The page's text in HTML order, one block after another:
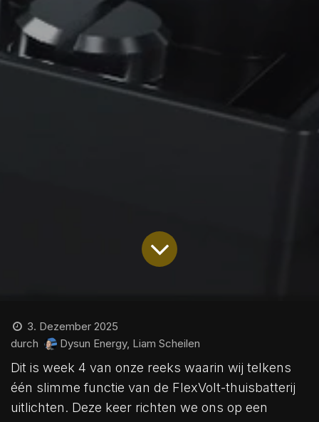
3. Dezember 2025
durch
Dysun Energy, Liam Scheilen
Dit is week 4 van onze reeks waarin wij telkens
één slimme functie van de FlexVolt-thuisbatterij
uitlichten. Deze keer richten we ons op een